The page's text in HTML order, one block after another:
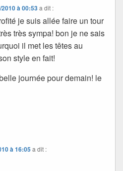
2010 à 00:53 a dit :
je suis allée faire un tour
très sympa! bon je ne sais
il met les têtes au
style en fait!
journée pour demain! le
à 16:05a dit :